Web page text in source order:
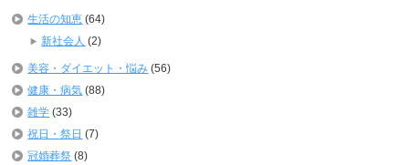
生活の知恵 (64)
新社会人 (2)
美容・ダイエット・悩み (56)
健康・病気 (88)
雑学 (33)
祝日・祭日 (7)
冠婚葬祭 (8)